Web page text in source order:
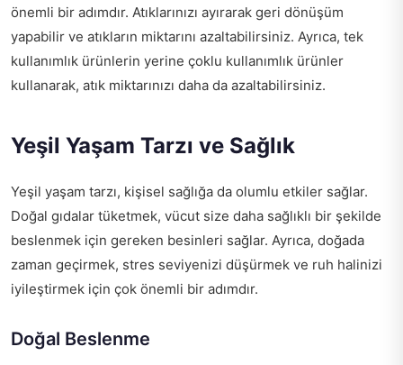
önemli bir adımdır. Atıklarınızı ayırarak geri dönüşüm
yapabilir ve atıkların miktarını azaltabilirsiniz. Ayrıca, tek
kullanımlık ürünlerin yerine çoklu kullanımlık ürünler
kullanarak, atık miktarınızı daha da azaltabilirsiniz.
Yeşil Yaşam Tarzı ve Sağlık
Yeşil yaşam tarzı, kişisel sağlığa da olumlu etkiler sağlar.
Doğal gıdalar tüketmek, vücut size daha sağlıklı bir şekilde
beslenmek için gereken besinleri sağlar. Ayrıca, doğada
zaman geçirmek, stres seviyenizi düşürmek ve ruh halinizi
iyileştirmek için çok önemli bir adımdır.
Doğal Beslenme